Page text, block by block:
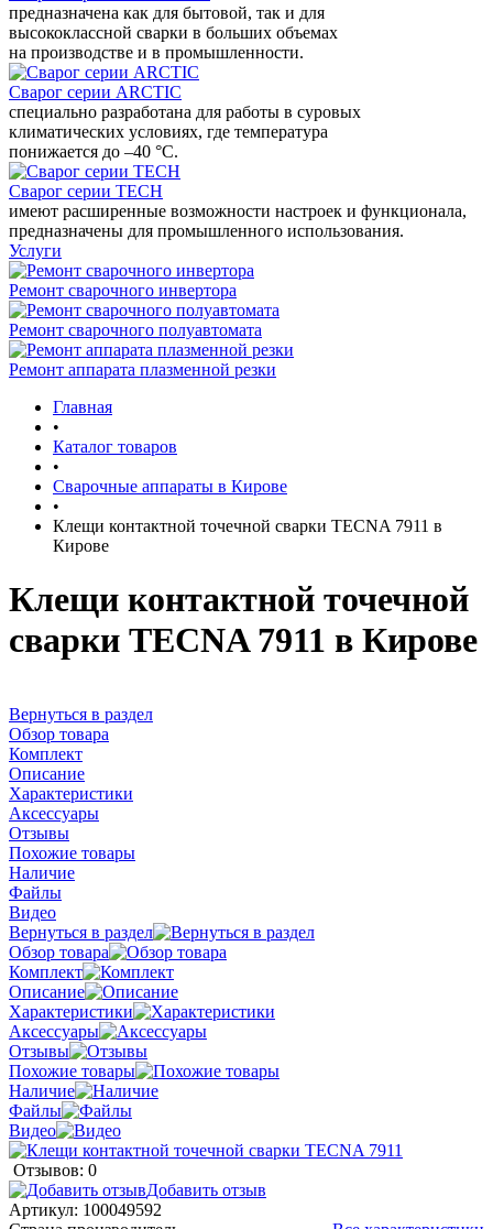
предназначена как для бытовой, так и для
высококлассной сварки в больших объемах
на производстве и в промышленности.
Сварог серии ARCTIC
специально разработана для работы в суровых
климатических условиях, где температура
понижается до –40 °С.
Сварог серии TECH
имеют расширенные возможности настроек и функционала,
предназначены для промышленного использования.
Услуги
Ремонт сварочного инвертора
Ремонт сварочного полуавтомата
Ремонт аппарата плазменной резки
Главная
•
Каталог товаров
•
Сварочные аппараты в Кирове
•
Клещи контактной точечной сварки TECNA 7911 в
Кирове
Клещи контактной точечной
сварки TECNA 7911 в Кирове
Вернуться в раздел
Обзор товара
Комплект
Описание
Характеристики
Аксессуары
Отзывы
Похожие товары
Наличие
Файлы
Видео
Вернуться в раздел
Обзор товара
Комплект
Описание
Характеристики
Аксессуары
Отзывы
Похожие товары
Наличие
Файлы
Видео
Отзывов: 0
Добавить отзыв
Артикул: 100049592